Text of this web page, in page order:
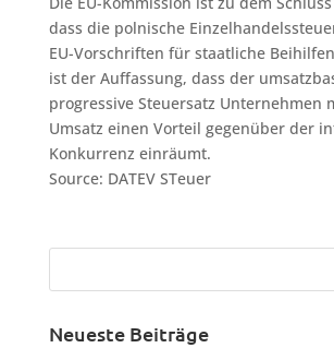
dass die polnische
EU-Vorschriften für staatliche
ist der Auffassung, dass der
progressive Steuersatz Unternehmen
Umsatz einen Vorteil gegenüber der
Konkurrenz einräumt.
Source: DATEV STeuer
Neueste Beiträge